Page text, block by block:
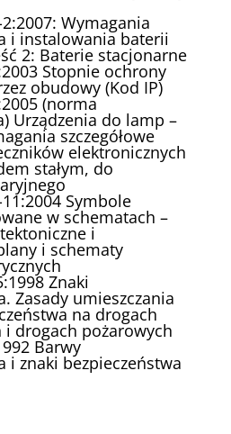
2:2007: Wymagania
i instalowania baterii
2: Baterie stacjonarne
Stopnie ochrony
obudowy (Kod IP)
(norma
Urządzenia do lamp –
szczegółowe
elektronicznych
stałym, do
Symbole
w schematach –
i
i schematy
Znaki
Zasady umieszczania
na drogach
i drogach pożarowych
Barwy
i znaki bezpieczeństwa